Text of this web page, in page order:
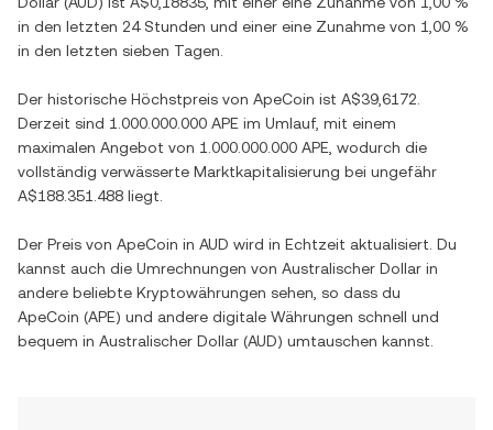
in den letzten 24 Stunden und einer eine Zunahme von 1,00 %
in den letzten sieben Tagen.
Der historische Höchstpreis von ApeCoin ist A$39,6172
Derzeit sind 1.000.000.000 APE im Umlauf, mit einem
maximalen Angebot von 1.000.000.000 APE , wodurch die
vollständig verwässerte Marktkapitalisierung bei ungefähr
A$188.351.488 liegt.
Der Preis von ApeCoin in AUD wird in Echtzeit aktualisiert. Du
kannst auch die Umrechnungen von Australischer Dollar in
andere beliebte Kryptowährungen sehen, so dass du
ApeCoin (APE) und andere digitale Währungen schnell und
bequem in Australischer Dollar (AUD) umtauschen kannst.